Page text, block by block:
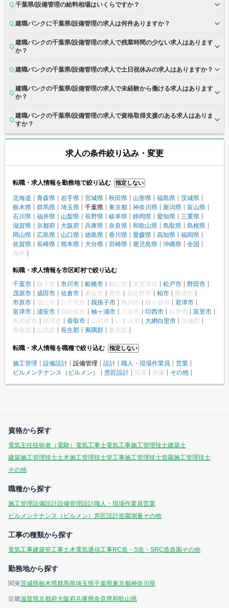
千葉県/設備管理の給料相場はいくらですか？
建職バンクに千葉県/設備管理の求人は何件ありますか？
建職バンクの千葉県/設備管理の求人で残業時間の少ない求人はあります
か？
建職バンクの千葉県/設備管理の求人で土日祝休みの求人はありますか？
建職バンクの千葉県/設備管理の求人で未経験から働ける求人はあります
か？
建職バンクの千葉県/設備管理の求人で資格取得支援のある求人はありま
すか？
求人の条件絞り込み・変更
転職・求人情報を勤務地で絞り込む 指定しない
北海道 青森県 岩手県 宮城県 秋田県 山形県 福島県
茨城県
栃木県
群馬県 埼玉県 千葉県 東京都 神奈川県 新潟県
富山県
石川県
福井県 山梨県 長野県 岐阜県 静岡県 愛知県
三重県
滋賀県
京都府 大阪府 兵庫県 奈良県 和歌山県 鳥取県
島根県
岡山県
広島県 山口県 徳島県 香川県 愛媛県 高知県
福岡県
佐賀県
長崎県 熊本県 大分県 宮崎県 鹿児島県 沖縄県
全国
海外
転職・求人情報を市区町村で絞り込む
千葉市
銚子市 市川市 船橋市 館山市 木更津市 松戸市
野田市
茂原市
成田市 佐倉市 東金市 旭市 習志野市 柏市
勝浦市
市原市
流山市 八千代市 我孫子市 鴨川市 鎌ヶ谷市
君津市
富津市
浦安市 四街道市 袖ヶ浦市 八街市 印西市 白井市
富里市
南房総市
匝瑳市 香取市 山武市 いすみ市 大網白里市
印旛郡
香取郡
山武郡 長生郡 夷隅郡 案房郡
転職・求人情報を職種で絞り込む 指定しない
施工管理 設備設計 設備管理 設計 職人・現場作業員
営業
ビルメンテナンス（ビルメン）
意匠設計 造園 測量 その他
資格から探す
電気主任技術者（電験） 電気工事士電気工事施工管理技士建築士
建築施工管理技士土木施工管理技士管工事施工管理技士造園施工管理技士
その他
職種から探す
施工管理設備設計設備管理設計職人・現場作業員営業
ビルメンテナンス（ビルメン） 意匠設計造園測量その他
工事の種類から探す
電気工事建築管工事土木電気通信工事RC造・S造・SRC造造園 その他
勤務地から探す
関東茨城県栃木県群馬県埼玉県千葉県東京都神奈川県
近畿滋賀県京都府大阪府兵庫県奈良県和歌山県